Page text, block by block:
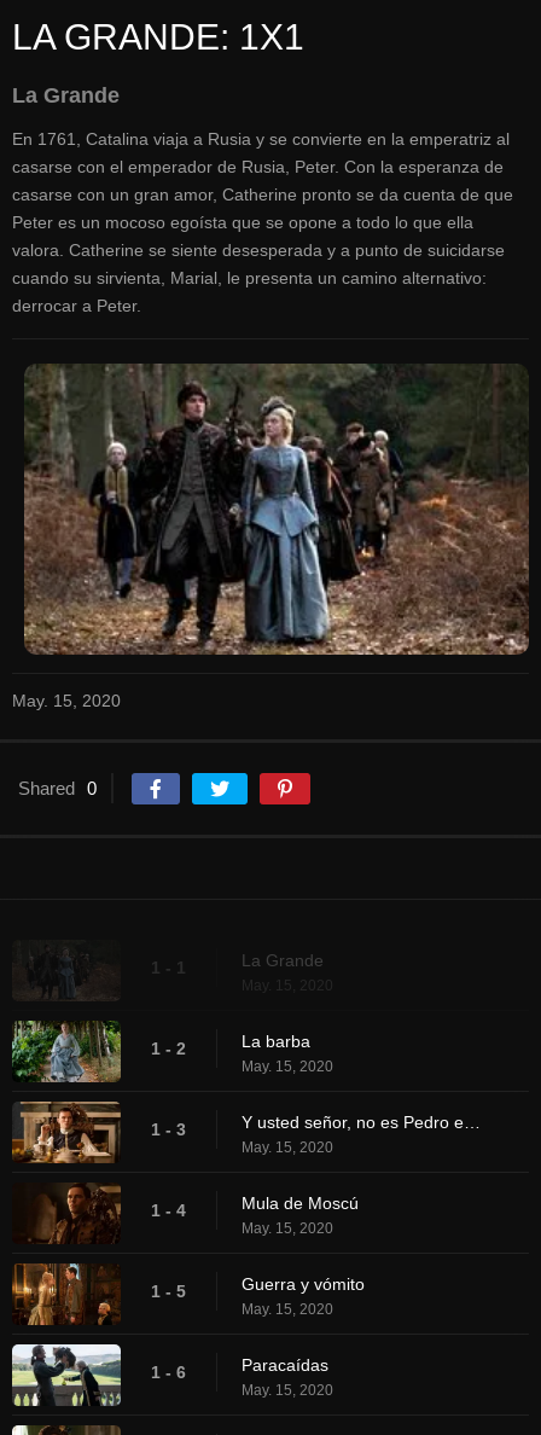
LA GRANDE: 1X1
La Grande
En 1761, Catalina viaja a Rusia y se convierte en la emperatriz al
casarse con el emperador de Rusia, Peter. Con la esperanza de
casarse con un gran amor, Catherine pronto se da cuenta de que
Peter es un mocoso egoísta que se opone a todo lo que ella
valora. Catherine se siente desesperada y a punto de suicidarse
cuando su sirvienta, Marial, le presenta un camino alternativo:
derrocar a Peter.
May. 15, 2020
Shared 0
1 - 1 La Grande
1 - 2 La barba
May. 15, 2020
1 - 3 Y usted señor, no es Pedro el Grande
May. 15, 2020
1 - 4 Mula de Moscú
May. 15, 2020
1 - 5 Guerra y vómito
May. 15, 2020
1 - 6 Paracaídas
May. 15, 2020